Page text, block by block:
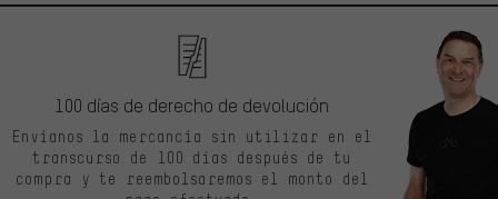
100 días de derecho de devolución
Envíanos la mercancía sin utilizar en el
transcurso de 100 días después de tu
compra y te reembolsaremos el monto del